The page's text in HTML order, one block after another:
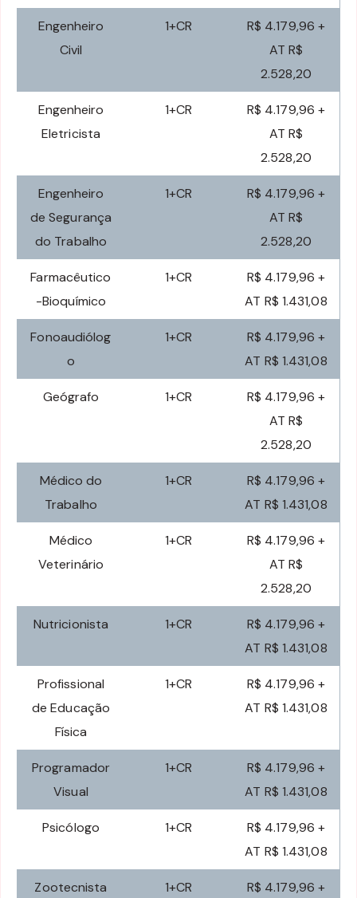
Engenheiro
Civil
1+CR
R$ 4.179,96 +
AT R$
2.528,20
Engenheiro
Eletricista
1+CR
R$ 4.179,96 +
AT R$
2.528,20
Engenheiro
de Segurança
do Trabalho
1+CR
R$ 4.179,96 +
AT R$
2.528,20
Farmacêutico
-Bioquímico
1+CR
R$ 4.179,96 +
AT R$ 1.431,08
Fonoaudiólog
o
1+CR
R$ 4.179,96 +
AT R$ 1.431,08
Geógrafo 1+CR
R$ 4.179,96 +
AT R$
2.528,20
Médico do
Trabalho
1+CR
R$ 4.179,96 +
AT R$ 1.431,08
Médico
Veterinário
1+CR
R$ 4.179,96 +
AT R$
2.528,20
Nutricionista 1+CR
R$ 4.179,96 +
AT R$ 1.431,08
Profissional
de Educação
Física
1+CR
R$ 4.179,96 +
AT R$ 1.431,08
Programador
Visual
1+CR
R$ 4.179,96 +
AT R$ 1.431,08
Psicólogo 1+CR
R$ 4.179,96 +
AT R$ 1.431,08
Zootecnista 1+CR R$ 4.179,96 +